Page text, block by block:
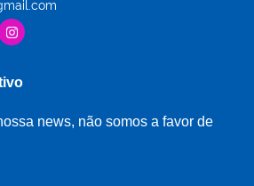
news, não somos a favor de